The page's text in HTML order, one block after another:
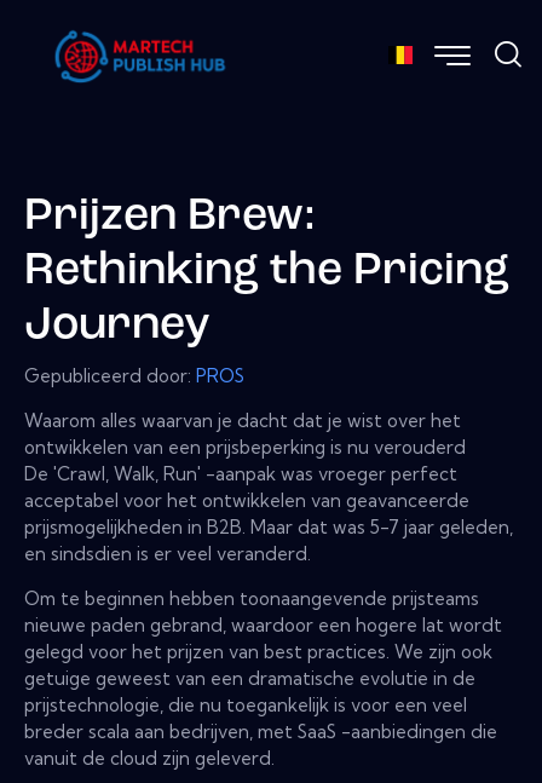
Prijzen Brew:
Rethinking the Pricing
Journey
Gepubliceerd door: PROS
Waarom alles waarvan je dacht dat je wist over het
ontwikkelen van een prijsbeperking is nu verouderd
De 'Crawl, Walk, Run' -aanpak was vroeger perfect
acceptabel voor het ontwikkelen van geavanceerde
prijsmogelijkheden in B2B. Maar dat was 5-7 jaar geleden,
en sindsdien is er veel veranderd.
Om te beginnen hebben toonaangevende prijsteams
nieuwe paden gebrand, waardoor een hogere lat wordt
gelegd voor het prijzen van best practices. We zijn ook
getuige geweest van een dramatische evolutie in de
prijstechnologie, die nu toegankelijk is voor een veel
breder scala aan bedrijven, met SaaS -aanbiedingen die
vanuit de cloud zijn geleverd.